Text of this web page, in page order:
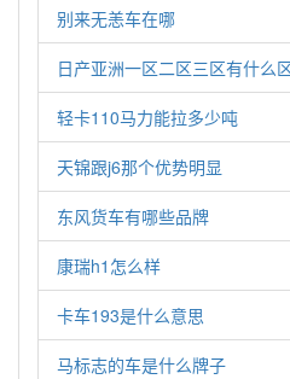
别来无恙车在哪
日产亚洲一区二区三区有什么
轻卡110马力能拉多少吨
天锦跟j6那个优势明显
东风货车有哪些品牌
康瑞h1怎么样
卡车193是什么意思
马标志的车是什么牌子